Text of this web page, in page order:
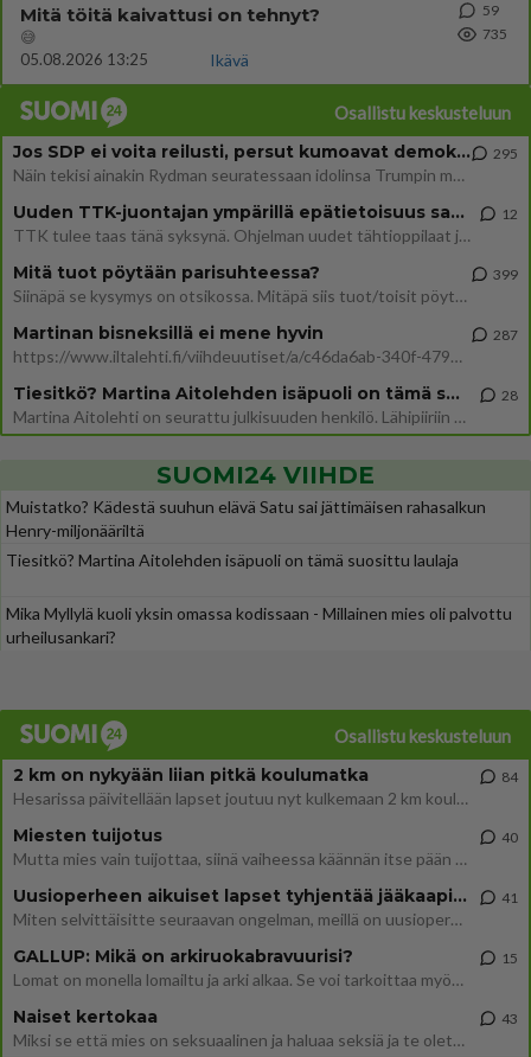
Mitä töitä kaivattusi on tehnyt?
😅
05.08.2026 13:25
Ikävä
59
735
Osallistu keskusteluun
Jos SDP ei voita reilusti, persut kumoavat demokratian Suomesta
Näin tekisi ainakin Rydman seuratessaan idolinsa Trumpin mallia https://www.is.fi/politiikka/art-2000012187244.html
295
Uuden TTK-juontajan ympärillä epätietoisuus sakenee - Nyt MTV hämmentää soppaa
TTK tulee taas tänä syksynä. Ohjelman uudet tähtioppilaat julkistetaan torstaina 6. elokuuta klo 14 alkavassa lehdistö
12
Mitä tuot pöytään parisuhteessa?
Siinäpä se kysymys on otsikossa. Mitäpä siis tuot/toisit pöytään parisuhteessa? Oletko mies vai nainen? Koetko sen mitä
399
Martinan bisneksillä ei mene hyvin
https://www.iltalehti.fi/viihdeuutiset/a/c46da6ab-340f-4790-aaa7-0865eed2336 Yrityksen konkurssihakemus on tullut kärä
287
Tiesitkö? Martina Aitolehden isäpuoli on tämä suosittu laulaja
Martina Aitolehti on seurattu julkisuuden henkilö. Lähipiiriin mahtuu muitakin tunnettuja henkilöitä. Tiesitkö, että Ma
28
SUOMI24 VIIHDE
Muistatko? Kädestä suuhun elävä Satu sai jättimäisen rahasalkun
Henry-miljonääriltä
Tiesitkö? Martina Aitolehden isäpuoli on tämä suosittu laulaja
Mika Myllylä kuoli yksin omassa kodissaan - Millainen mies oli palvottu
urheilusankari?
Osallistu keskusteluun
2 km on nykyään liian pitkä koulumatka
Hesarissa päivitellään lapset joutuu nyt kulkemaan 2 km kouluun jösses. Ruostefillarilla tuo matka menee vaikka miten äk
84
Miesten tuijotus
Mutta mies vain tuijottaa, siinä vaiheessa käännän itse pään pois. Mikä juttu? Yleensä jos joku tuijottaa tai katsoo, hä
40
Uusioperheen aikuiset lapset tyhjentää jääkaapin käydessään
Miten selvittäisitte seuraavan ongelman, meillä on uusioperhe, minulla teini-ikäiset lapset ja puolisolla aikuiset, jotk
41
GALLUP: Mikä on arkiruokabravuurisi?
Lomat on monella lomailtu ja arki alkaa. Se voi tarkoittaa myös sitä, että grillailut on grillattu ja palataan arjen ruo
15
Naiset kertokaa
Miksi se että mies on seksuaalinen ja haluaa seksiä ja te olette hänen mielestänne haluttava on vastenmielistä? Mikä sii
43